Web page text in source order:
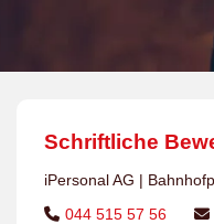
Schriftliche
iPersonal AG |
044 515 57 56